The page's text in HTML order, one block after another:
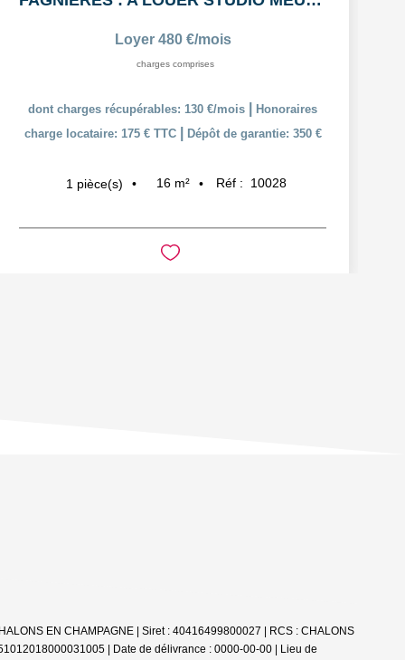
Loyer 480 €/mois
charges comprises
dont charges récupérables: 130 €/mois
Honoraires
charge locataire: 175 € TTC
Dépôt de garantie: 350 €
1 pièce(s) 16 m² Réf : 10028
EN CHAMPAGNE | Siret : 40416499800027 | RCS : CHALONS
| Date de délivrance : 0000-00-00 | Lieu de